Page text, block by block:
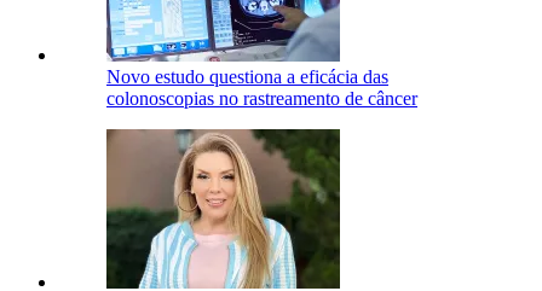
Novo estudo questiona a eficácia das
colonoscopias no rastreamento de câncer